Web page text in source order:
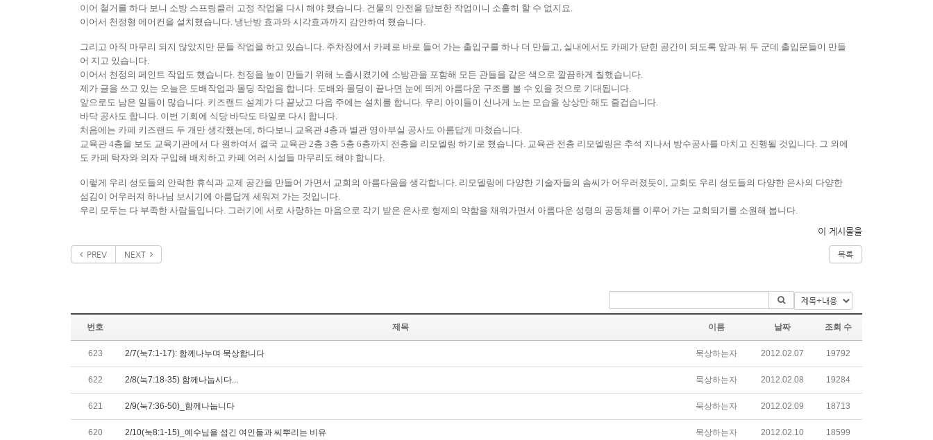
이어 철거를 하다 보니 소방 스프링클러 고정 작업을 다시 해야 했습니다. 건물의 안전을 담보한 작업이니 소홀히 할 수 없지요.
이어서 천정형 에어컨을 설치했습니다. 냉난방 효과와 시각효과까지 감안하여 했습니다.
그리고 아직 마무리 되지 않았지만 문들 작업을 하고 있습니다. 주차장에서 카페로 바로 들어 가는 출입구를 하나 더 만들고, 실내에서도 카페가 닫힌 공간이 되도록 앞과 뒤 두 군데 출입문들이 만들
어 지고 있습니다.
이어서 천정의 페인트 작업도 했습니다. 천정을 높이 만들기 위해 노출시켰기에 소방관을 포함해 모든 관들을 같은 색으로 깔끔하게 칠했습니다.
제가 글을 쓰고 있는 오늘은 도배작업과 몰딩 작업을 합니다. 도배와 몰딩이 끝나면 눈에 띄게 아름다운 구조를 볼 수 있을 것으로 기대됩니다.
앞으로도 남은 일들이 많습니다. 키즈랜드 설계가 다 끝났고 다음 주에는 설치를 합니다. 우리 아이들이 신나게 노는 모습을 상상만 해도 즐겁습니다.
바닥 공사도 합니다. 이번 기회에 식당 바닥도 타일로 다시 합니다.
처음에는 카페 키즈랜드 두 개만 생각했는데 ,하다보니 교육관4층과 별관 영아부실 공사도 아름답게 마쳤습니다.
교육관4층을 보도 교육기관에서 다 원하여서 결국 교육관2층3층5층6층까지 전층을 리모델링 하기로 했습니다. 교육관 전층 리모델링은 추석 지나서 방수공사를 마치고 진행될 것입니다. 그 외에
도 카페 탁자와 의자 구입해 배치하고 카페 여러 시설들 마무리도 해야 합니다.
이렇게 우리 성도들의 안락한 휴식과 교제 공간을 만들어 가면서 교회의 아름다움을 생각합니다. 리모델링에 다양한 기술자들의 솜씨가 어우러졌듯이 , 교회도 우리 성도들의 다양한 은사의 다양한
섬김이 어우러져 하나님 보시기에 아름답게 세워져 가는 것입니다.
우리 모두는 다 부족한 사람들입니다. 그러기에 서로 사랑하는 마음으로 각기 받은 은사로 형제의 약함을 채워가면서 아름다운 성령의 공동체를 이루어 가는 교회되기를 소원해 봅니다.
이 게시물을
PREV NEXT 목록
번호 제목 이름 날짜 조회 수
623 2/7(눅7:1-17): 함께나누며 묵상합니다 묵상하는자 2012.02.07 19792
622 2/8(눅7:18-35) 함께나눕시다... 묵상하는자 2012.02.08 19284
621 2/9(눅7:36-50)_함께나눕니다 묵상하는자 2012.02.09 18713
620 2/10(눅8:1-15)_예수님을 섬긴 여인들과 씨뿌리는 비유 묵상하는자 2012.02.10 18599